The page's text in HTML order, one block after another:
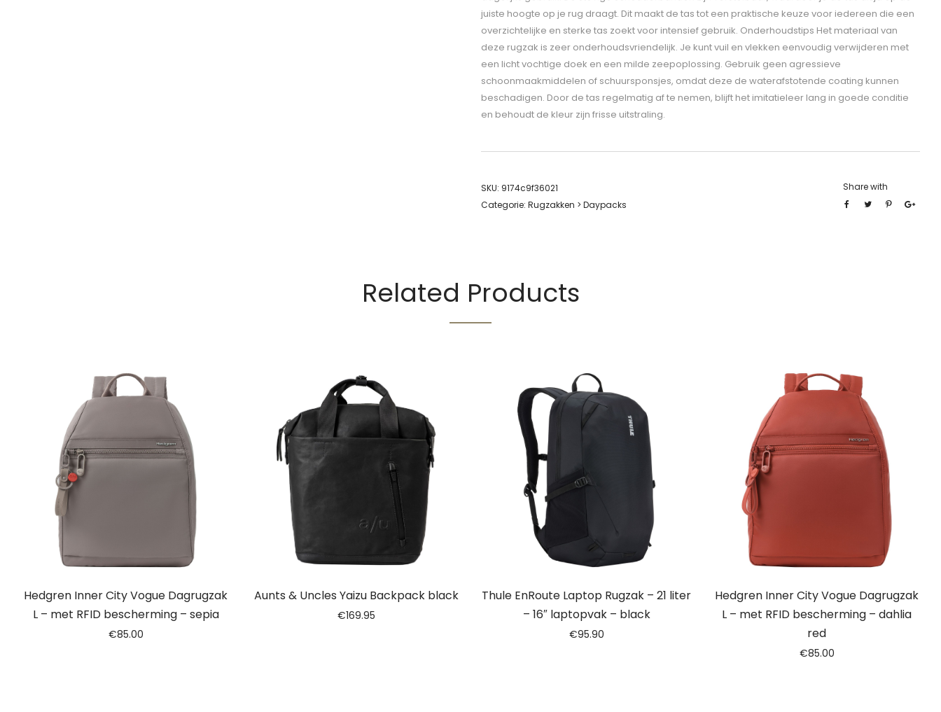
juiste hoogte op je rug draagt. Dit maakt de tas tot een praktische keuze voor iedereen die een
overzichtelijke en sterke tas zoekt voor intensief gebruik. Onderhoudstips Het materiaal van
deze rugzak is zeer onderhoudsvriendelijk. Je kunt vuil en vlekken eenvoudig verwijderen met
een licht vochtige doek en een milde zeepoplossing. Gebruik geen agressieve
schoonmaakmiddelen of schuursponsjes, omdat deze de waterafstotende coating kunnen
beschadigen. Door de tas regelmatig af te nemen, blijft het imitatieleer lang in goede conditie
en behoudt de kleur zijn frisse uitstraling.
SKU: 9174c9f36021
Categorie: Rugzakken > Daypacks
Share with
Related Products
Hedgren Inner City Vogue Dagrugzak
L – met RFID bescherming – sepia
€85.00
Aunts & Uncles Yaizu Backpack black
€169.95
Thule EnRoute Laptop Rugzak – 21 liter
– 16″ laptopvak – black
€95.90
Hedgren Inner City Vogue Dagrugzak
L – met RFID bescherming – dahlia
red
€85.00